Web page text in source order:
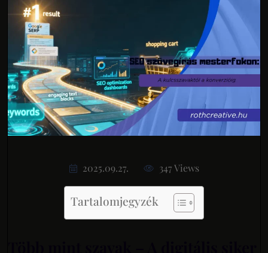
2025.09.27. 347 Views
Tartalomjegyzék